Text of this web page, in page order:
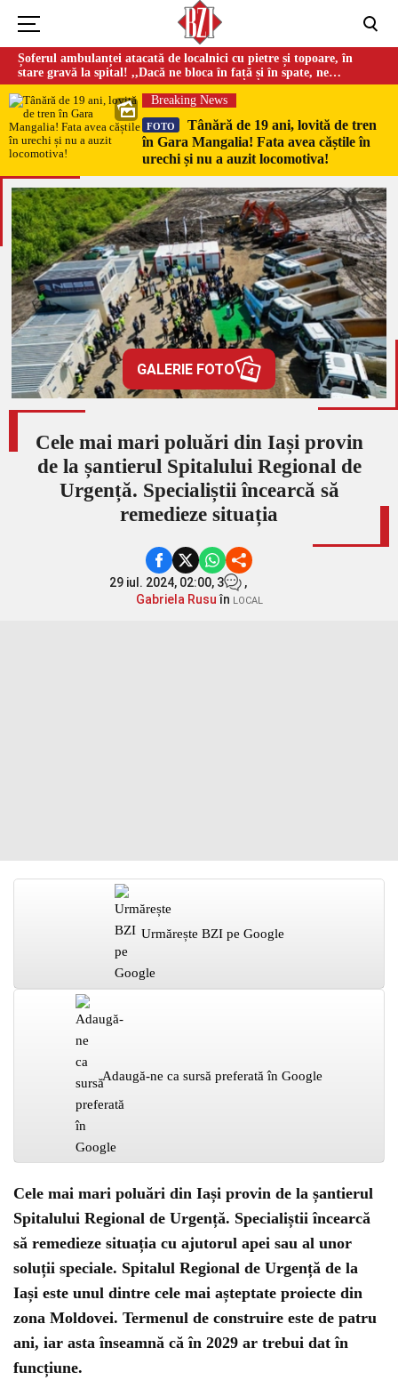
Șoferul ambulanței atacată de localnici cu pietre și topoare, în
stare gravă la spital! ,,Dacă ne bloca în față și în spate, ne
omorau…”
Breaking News
FOTO
Tânără de 19 ani, lovită de tren
în Gara Mangalia! Fata avea căștile în
urechi și nu a auzit locomotiva!
GALERIE FOTO 4
Cele mai mari poluări din Iași provin
de la șantierul Spitalului Regional de
Urgență. Specialiștii încearcă să
remedieze situația
29 iul. 2024, 02:00, 3
,
Gabriela Rusuîn LOCAL
Urmărește BZI pe Google
Adaugă-ne ca sursă preferată în Google
Cele mai mari poluări din Iași provin de la șantierul
Spitalului Regional de Urgență. Specialiștii încearcă
să remedieze situația cu ajutorul apei sau al unor
soluții speciale. Spitalul Regional de Urgență de la
Iași este unul dintre cele mai așteptate proiecte din
zona Moldovei. Termenul de construire este de patru
ani, iar asta înseamnă că în 2029 ar trebui dat în
funcțiune.